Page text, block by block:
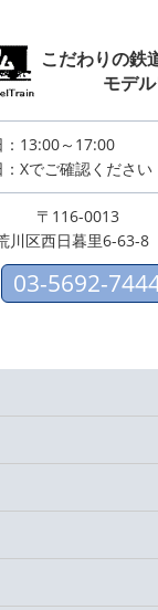
こだわりの鉄
モデ
：13:00～17:00
：Xでご確認ください
〒116-0013
川区西日暮里6-63-8
03-5692-